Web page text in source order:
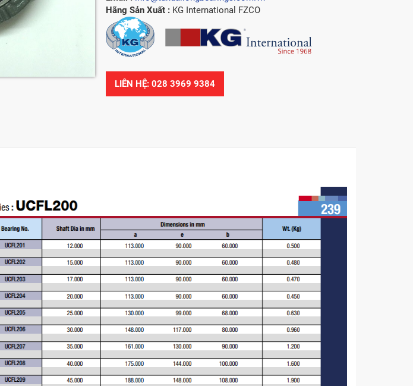
Hãng Sản Xuất : KG International FZCO
LIÊN HỆ: 028 3969 9384